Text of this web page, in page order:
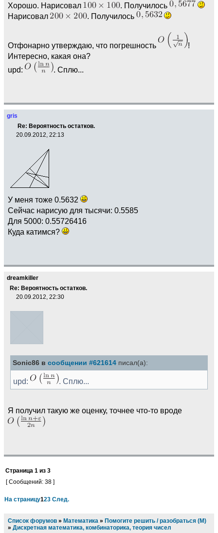
Хорошо. Нарисовал
. Получилось
Нарисовал
. Получилось
Отфонарно утверждаю, что погрешность
!
Интересно, какая она?
upd:
. Сплю...
gris
Re: Вероятность остатков.
20.09.2012, 22:13
У меня тоже 0.5632
Сейчас нарисую для тысячи: 0.5585
Для 5000: 0.55726416
Куда катимся?
dreamkiller
Re: Вероятность остатков.
20.09.2012, 22:30
Sonic86 в сообщении #621614 писал(а):
upd: . Сплю...
Я получил такую же оценку, точнее что-то вроде
Страница 1 из 3
[ Сообщений: 38 ]
На страницу123 След.
Список форумов » Математика » Помогите решить / разобраться (М)
» Дискретная математика, комбинаторика, теория чисел